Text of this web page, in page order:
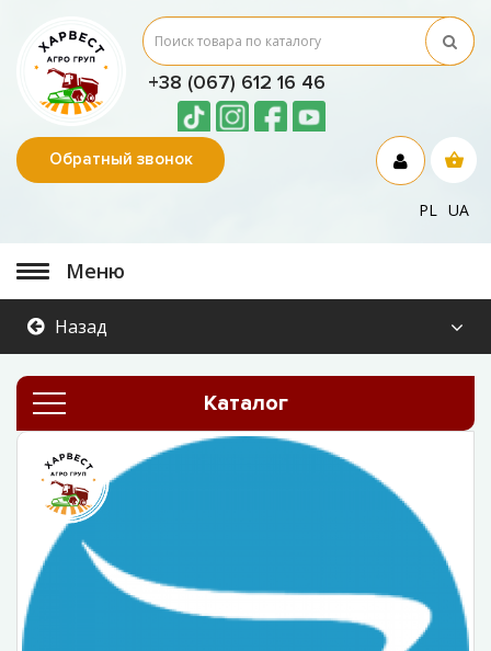
+38 (067) 612 16 46
Обратный звонок
PL UA
Меню
Назад
Каталог